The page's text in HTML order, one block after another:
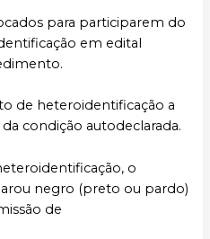
para participarem do
em edital
de heteroidentificação a
condição autodeclarada.
o
negro (preto ou pardo)
de